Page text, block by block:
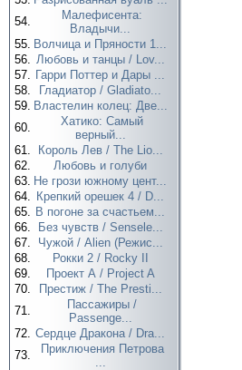
54.
Малефисента:
Владычи...
55. Волчица и Пряности 1...
56. Любовь и танцы / Lov...
57. Гарри Поттер и Дары ...
58.
Гладиатор / Gladiato...
59. Властелин колец: Две...
60.
Хатико: Самый
верный...
61.
Король Лев / The Lio...
62.
Любовь и голуби
63. Не грози южному цент...
64. Крепкий орешек 4 / D...
65. В погоне за счастьем...
66.
Без чувств / Sensele...
67.
Чужой / Alien (Режис...
68.
Рокки 2 / Rocky II
69.
Проект А / Project A
70.
Престиж / The Presti...
71.
Пассажиры /
Passenge...
72. Сердце Дракона / Dra...
73.
Приключения Петрова
...